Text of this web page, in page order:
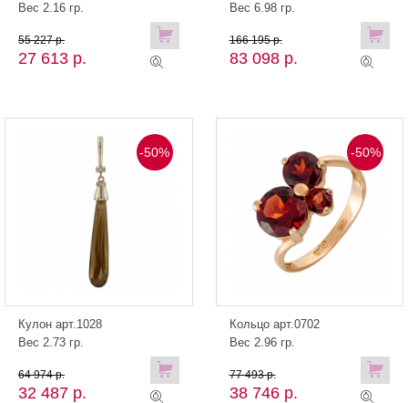
Вес 2.16 гр.
27 613 р.
55 227 р.
Вес 6.98 гр.
83 098 р.
166 195 р.
-50%
Кулон арт.1028
Вес 2.73 гр.
32 487 р.
64 974 р.
-50%
Кольцо арт.0702
Вес 2.96 гр.
38 746 р.
77 493 р.